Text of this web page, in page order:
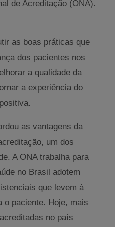
de Acreditação (ONA).
as boas práticas que
dos pacientes nos
a qualidade da
a experiência do
as vantagens da
um dos
A ONA trabalha para
no Brasil adotem
que levem à
o paciente. Hoje, mais
no país